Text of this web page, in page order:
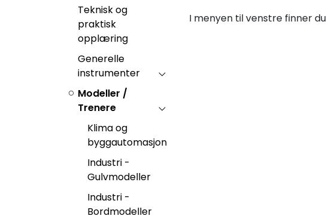
Teknisk og
praktisk
opplæring
Generelle
instrumenter
Modeller /
Trenere
Klima og
byggautomasjon
Industri -
Gulvmodeller
Industri -
Bordmodeller
I menyen til venstre finner